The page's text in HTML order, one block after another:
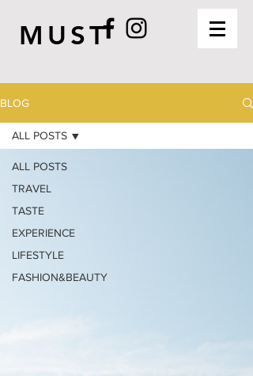
MUST
BLOG
ALL POSTS
TRAVEL
TASTE
EXPERIENCE
LIFESTYLE
FASHION&BEAUTY
ALL POSTS